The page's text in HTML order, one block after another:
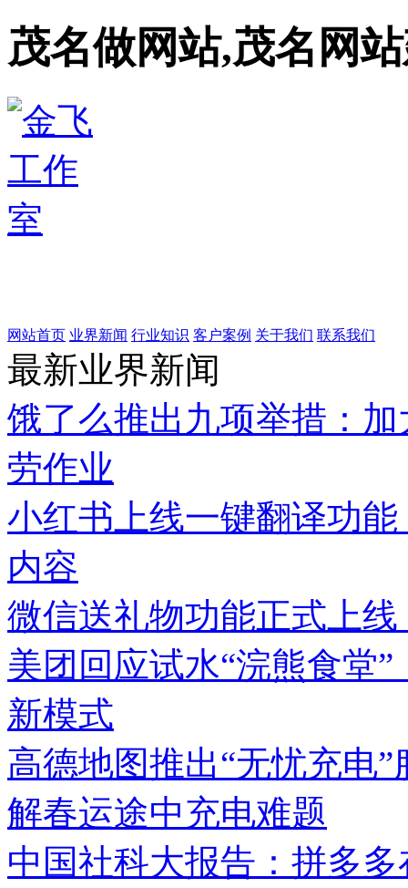
茂名做网站,茂名网
网站首页 业界新闻 行业知识 客户案例 关于我们 联系我们
最新业界新闻
饿了么推出九项举措：
劳作业
小红书上线一键翻译功
内容
微信送礼物功能正式上
美团回应试水“浣熊食堂
新模式
高德地图推出“无忧充电
解春运途中充电难题
中国社科大报告：拼多